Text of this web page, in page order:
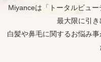
Miyanceは「トータルビュ
最大限に引き
白髪や鼻毛に関するお悩み